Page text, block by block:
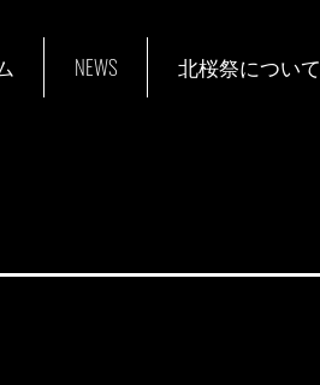
NEWS 北桜祭について